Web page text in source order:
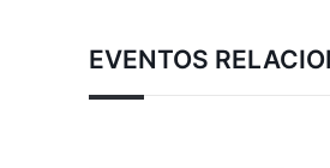
EVENTOS